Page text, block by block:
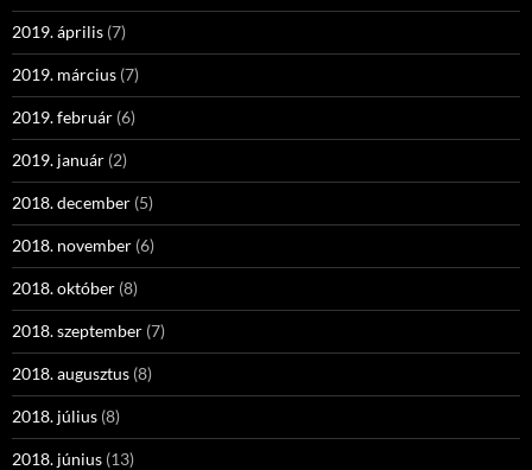
2019. április (7)
2019. március (7)
2019. február (6)
2019. január (2)
2018. december (5)
2018. november (6)
2018. október (8)
2018. szeptember (7)
2018. augusztus (8)
2018. július (8)
2018. június (13)